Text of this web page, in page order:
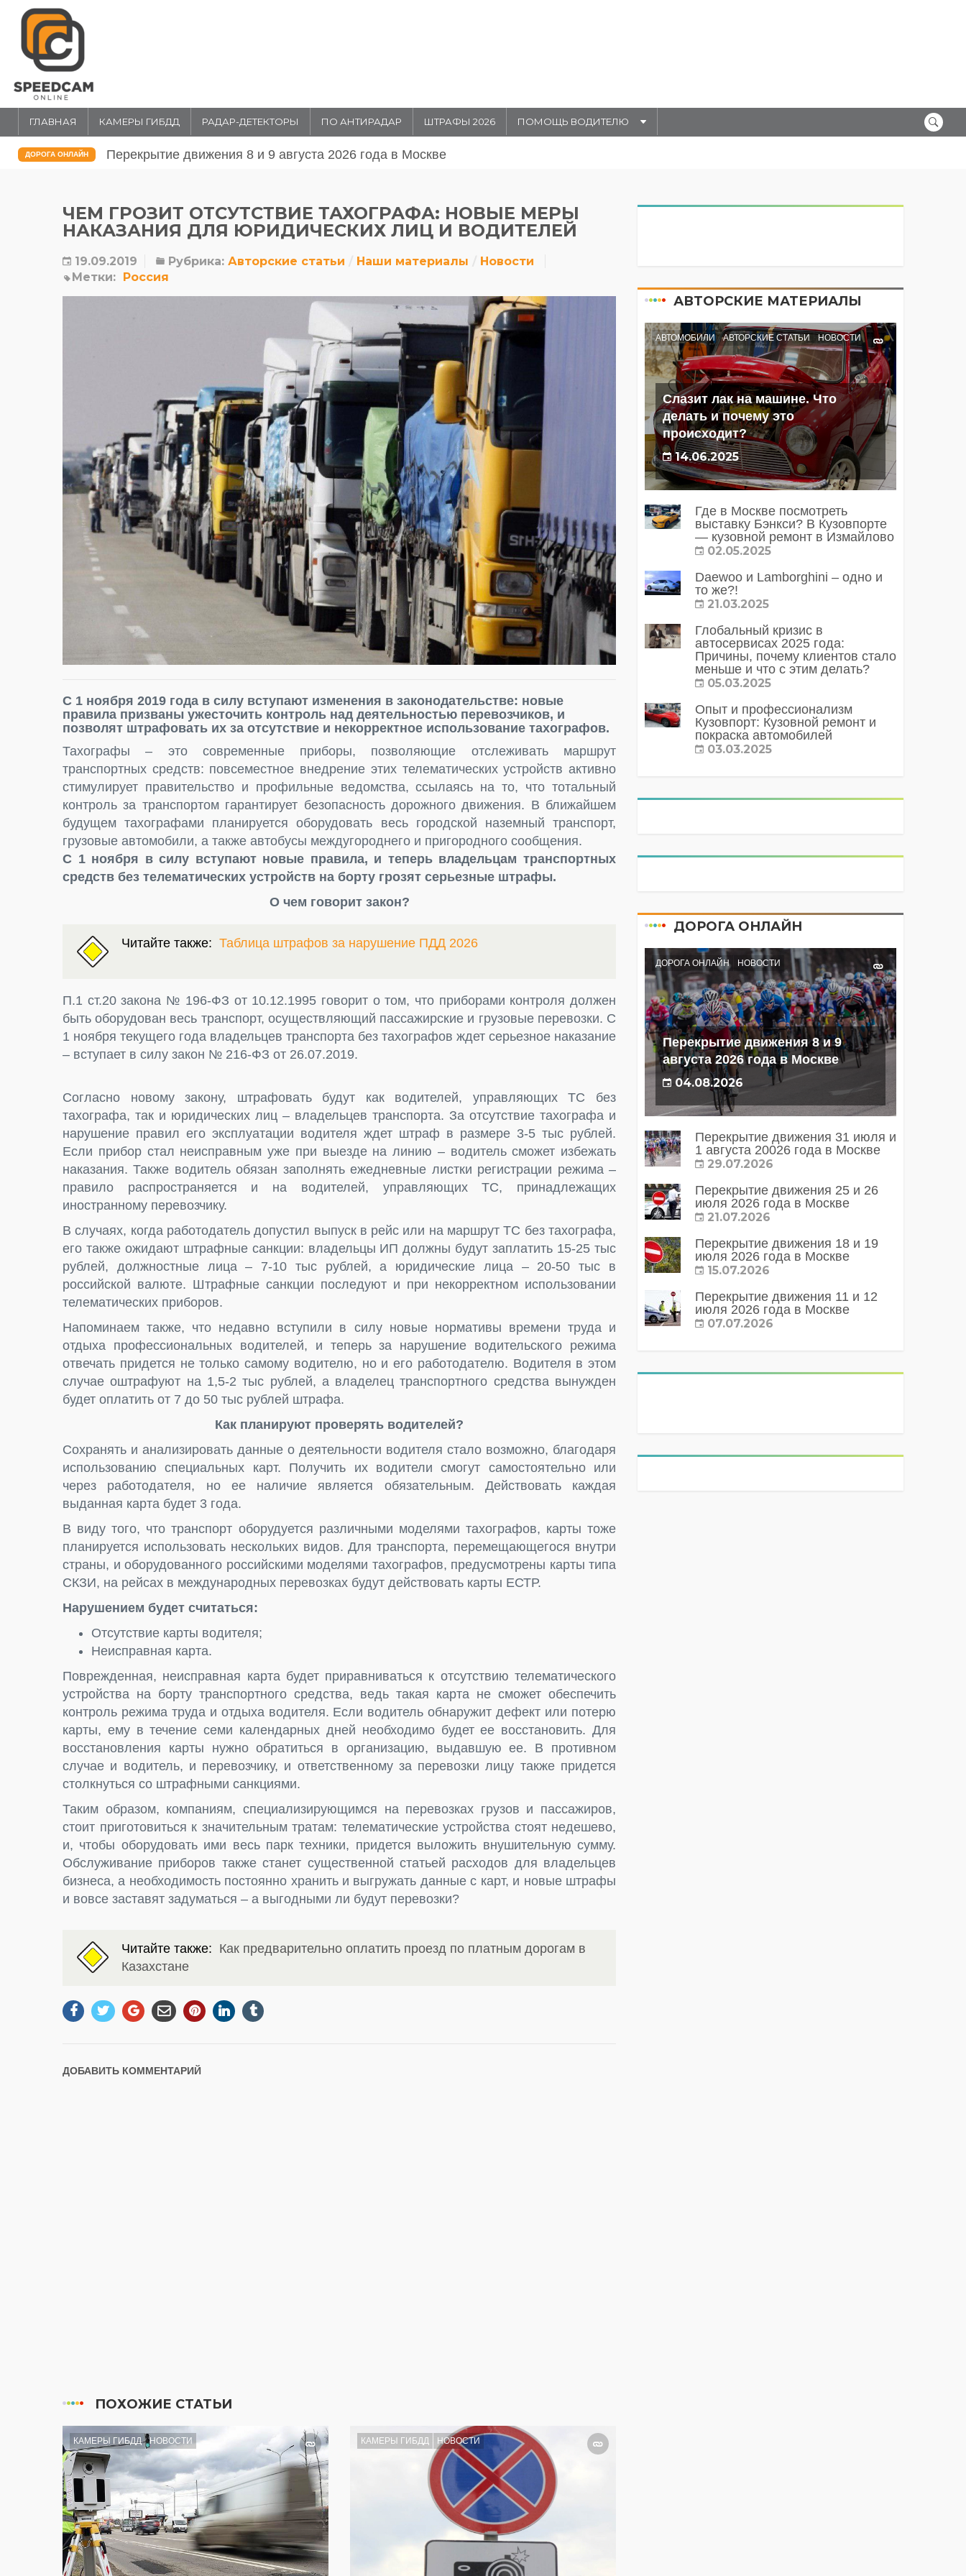
ГЛАВНАЯ КАМЕРЫ ГИБДД РАДАР-ДЕТЕКТОРЫ ПО АНТИРАДАР ШТРАФЫ 2026 ПОМОЩЬ ВОДИТЕЛЮ
ДОРОГА ОНЛАЙН Перекрытие движения 31 июля и 1 августа 20026 года в Москве
ЧЕМ ГРОЗИТ ОТСУТСТВИЕ ТАХОГРАФА: НОВЫЕ МЕРЫ
НАКАЗАНИЯ ДЛЯ ЮРИДИЧЕСКИХ ЛИЦ И ВОДИТЕЛЕЙ
19.09.2019 Рубрика: Авторские статьи Наши материалы
Новости
Метки: Россия
С 1 ноября 2019 года в силу вступают изменения в законодательстве: новые
правила призваны ужесточить контроль над деятельностью перевозчиков, и
позволят штрафовать их за отсутствие и некорректное использование тахографов.
Тахографы – это современные приборы, позволяющие отслеживать маршрут
транспортных средств: повсеместное внедрение этих телематических устройств активно
стимулирует правительство и профильные ведомства, ссылаясь на то, что тотальный
контроль за транспортом гарантирует безопасность дорожного движения. В ближайшем
будущем тахографами планируется оборудовать весь городской наземный транспорт,
грузовые автомобили, а также автобусы междугороднего и пригородного сообщения.
С 1 ноября в силу вступают новые правила, и теперь владельцам транспортных
средств без телематических устройств на борту грозят серьезные штрафы.
О чем говорит закон?
Читайте также: Таблица штрафов за нарушение ПДД 2026
П.1 ст.20 закона № 196-ФЗ от 10.12.1995 говорит о том, что приборами контроля должен
быть оборудован весь транспорт, осуществляющий пассажирские и грузовые перевозки. С
1 ноября текущего года владельцев транспорта без тахографов ждет серьезное наказание
– вступает в силу закон № 216-ФЗ от 26.07.2019.
Согласно новому закону, штрафовать будут как водителей, управляющих ТС без
тахографа, так и юридических лиц – владельцев транспорта. За отсутствие тахографа и
нарушение правил его эксплуатации водителя ждет штраф в размере 3-5 тыс рублей.
Если прибор стал неисправным уже при выезде на линию – водитель сможет избежать
наказания. Также водитель обязан заполнять ежедневные листки регистрации режима –
правило распространяется и на водителей, управляющих ТС, принадлежащих
иностранному перевозчику.
В случаях, когда работодатель допустил выпуск в рейс или на маршрут ТС без тахографа,
его также ожидают штрафные санкции: владельцы ИП должны будут заплатить 15-25 тыс
рублей, должностные лица – 7-10 тыс рублей, а юридические лица – 20-50 тыс в
российской валюте. Штрафные санкции последуют и при некорректном использовании
телематических приборов.
Напоминаем также, что недавно вступили в силу новые нормативы времени труда и
отдыха профессиональных водителей, и теперь за нарушение водительского режима
отвечать придется не только самому водителю, но и его работодателю. Водителя в этом
случае оштрафуют на 1,5-2 тыс рублей, а владелец транспортного средства вынужден
будет оплатить от 7 до 50 тыс рублей штрафа.
Как планируют проверять водителей?
Сохранять и анализировать данные о деятельности водителя стало возможно, благодаря
использованию специальных карт. Получить их водители смогут самостоятельно или
через работодателя, но ее наличие является обязательным. Действовать каждая
выданная карта будет 3 года.
В виду того, что транспорт оборудуется различными моделями тахографов, карты тоже
планируется использовать нескольких видов. Для транспорта, перемещающегося внутри
страны, и оборудованного российскими моделями тахографов, предусмотрены карты типа
СКЗИ, на рейсах в международных перевозках будут действовать карты ЕСТР.
Нарушением будет считаться:
Отсутствие карты водителя;
Неисправная карта.
Поврежденная, неисправная карта будет приравниваться к отсутствию телематического
устройства на борту транспортного средства, ведь такая карта не сможет обеспечить
контроль режима труда и отдыха водителя. Если водитель обнаружит дефект или потерю
карты, ему в течение семи календарных дней необходимо будет ее восстановить. Для
восстановления карты нужно обратиться в организацию, выдавшую ее. В противном
случае и водитель, и перевозчику, и ответственному за перевозки лицу также придется
столкнуться со штрафными санкциями.
Таким образом, компаниям, специализирующимся на перевозках грузов и пассажиров,
стоит приготовиться к значительным тратам: телематические устройства стоят недешево,
и, чтобы оборудовать ими весь парк техники, придется выложить внушительную сумму.
Обслуживание приборов также станет существенной статьей расходов для владельцев
бизнеса, а необходимость постоянно хранить и выгружать данные с карт, и новые штрафы
и вовсе заставят задуматься – а выгодными ли будут перевозки?
Читайте также: Как предварительно оплатить проезд по платным дорогам в
Казахстане
ДОБАВИТЬ КОММЕНТАРИЙ
ПОХОЖИЕ СТАТЬИ
КАМЕРЫ ГИБДД НОВОСТИ КАМЕРЫ ГИБДД НОВОСТИ
АВТОРСКИЕ МАТЕРИАЛЫ
АВТОМОБИЛИ АВТОРСКИЕ СТАТЬИ НОВОСТИ
Слазит лак на машине. Что
делать и почему это
происходит?
14.06.2025
Где в Москве посмотреть
выставку Бэнкси? В Кузовпорте
— кузовной ремонт в Измайлово
02.05.2025
Daewoo и Lamborghini – одно и
то же?!
21.03.2025
Глобальный кризис в
автосервисах 2025 года:
Причины, почему клиентов стало
меньше и что с этим делать?
05.03.2025
Опыт и профессионализм
Кузовпорт: Кузовной ремонт и
покраска автомобилей
03.03.2025
ДОРОГА ОНЛАЙН
ДОРОГА ОНЛАЙН НОВОСТИ
Перекрытие движения 8 и 9
августа 2026 года в Москве
04.08.2026
Перекрытие движения 31 июля и
1 августа 20026 года в Москве
29.07.2026
Перекрытие движения 25 и 26
июля 2026 года в Москве
21.07.2026
Перекрытие движения 18 и 19
июля 2026 года в Москве
15.07.2026
Перекрытие движения 11 и 12
июля 2026 года в Москве
07.07.2026